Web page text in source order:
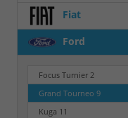
Fiat
Ford
Focus Turnier 2
Grand Tourneo 9
Kuga 11